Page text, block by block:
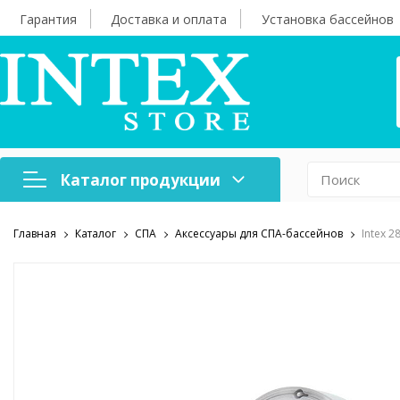
Гарантия Доставка и оплата Установка бассейнов
Каталог продукции
Надувная мебель
Главная Каталог СПА Аксессуары для СПА-бассейнов Intex